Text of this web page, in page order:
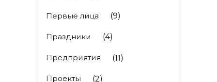
Первые лица (9)
Праздники (4)
Предприятия (11)
Проекты (2)